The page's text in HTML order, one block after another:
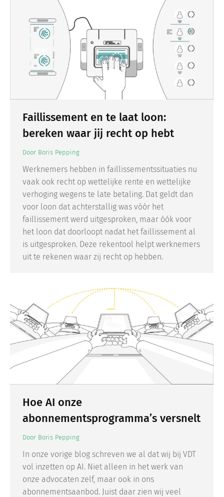
Faillissement en te laat loon:
bereken waar jij recht op hebt
Door Boris Pepping
Werknemers hebben in faillissementssituaties nu
vaak ook recht op wettelijke rente en wettelijke
verhoging wegens te late betaling. Dat geldt dan
voor loon dat achterstallig was vóór het
faillissement werd uitgesproken, maar óók voor
het loon dat doorloopt nadat het faillissement al
is uitgesproken. Deze rekentool helpt werknemers
uit te rekenen waar zij recht op hebben.
Hoe AI onze
abonnementsprogramma’s versnelt
Door Boris Pepping
In onze vorige blog schreven we al dat wij bij VDT
vol inzetten op AI. Niet alleen in het werk van
onze advocaten zelf, maar ook in ons
abonnementsaanbod. Juist daar zien wij veel